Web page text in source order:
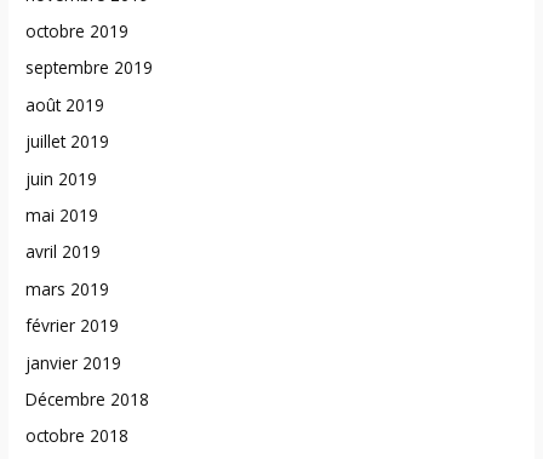
octobre 2019
septembre 2019
août 2019
juillet 2019
juin 2019
mai 2019
avril 2019
mars 2019
février 2019
janvier 2019
Décembre 2018
octobre 2018